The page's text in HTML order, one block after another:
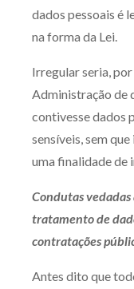
dados pessoais é
na forma da Lei.
Irregular seria,
Administração de
contivesse dados
sensíveis, sem
uma finalidade de
Condutas
tratamento de
contratações
Antes dito que